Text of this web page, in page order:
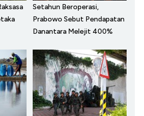
Setahun Beroperasi,
Prabowo Sebut Pendapatan
Danantara Melejit 400%